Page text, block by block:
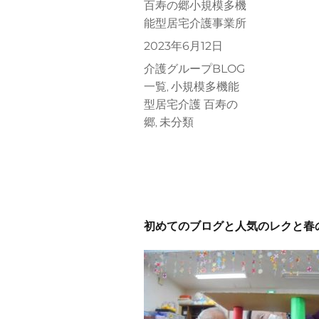
投
稿
百寿の郷小規模多機
能型居宅介護事業所
投
日:
2023年6月12日
カ
リ
ー
介護グループBLOG
一覧, 小規模多機能
型居宅介護 百寿の
郷, 未分類
初めてのブログと人気のレクと春